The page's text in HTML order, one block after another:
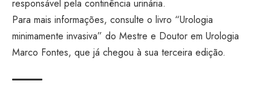
responsável pela continência urinária.
Para mais informações, consulte o livro “Urologia
minimamente invasiva” do Mestre e Doutor em Urologia
Marco Fontes, que já chegou à sua terceira edição.